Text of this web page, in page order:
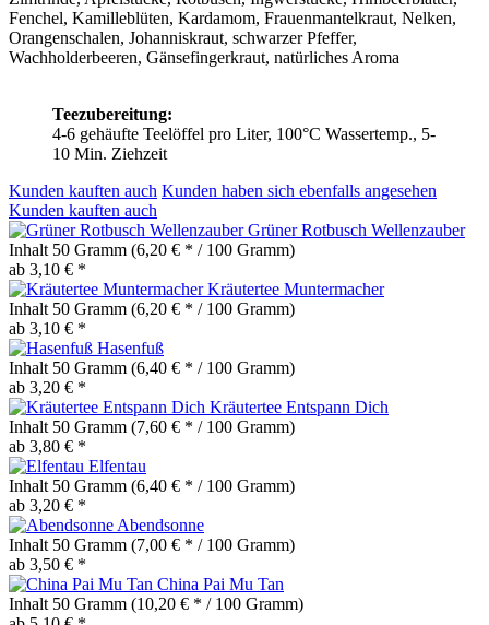
Fenchel, Kamilleblüten, Kardamom, Frauenmantelkraut, Nelken,
Orangenschalen, Johanniskraut, schwarzer Pfeffer,
Wachholderbeeren, Gänsefingerkraut, natürliches Aroma
Teezubereitung:
4-6 gehäufte Teelöffel pro Liter, 100°C Wassertemp., 5-
10 Min. Ziehzeit
Kunden kauften auch Kunden haben sich ebenfalls angesehen
Kunden kauften auch
Grüner Rotbusch Wellenzauber
Inhalt 50 Gramm (6,20 € * / 100 Gramm)
ab 3,10 € *
Kräutertee Muntermacher
Inhalt 50 Gramm (6,20 € * / 100 Gramm)
ab 3,10 € *
Hasenfuß
Inhalt 50 Gramm (6,40 € * / 100 Gramm)
ab 3,20 € *
Kräutertee Entspann Dich
Inhalt 50 Gramm (7,60 € * / 100 Gramm)
ab 3,80 € *
Elfentau
Inhalt 50 Gramm (6,40 € * / 100 Gramm)
ab 3,20 € *
Abendsonne
Inhalt 50 Gramm (7,00 € * / 100 Gramm)
ab 3,50 € *
China Pai Mu Tan
Inhalt 50 Gramm (10,20 € * / 100 Gramm)